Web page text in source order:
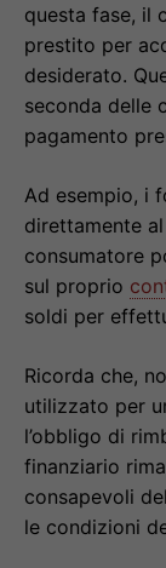
questa fase, il
prestito per
desiderato.
seconda delle
pagamento
Ad esempio, i
direttamente
consumatore
sul proprio
soldi per
Ricorda che,
utilizzato per
l’obbligo di
finanziario
consapevoli
le condizioni